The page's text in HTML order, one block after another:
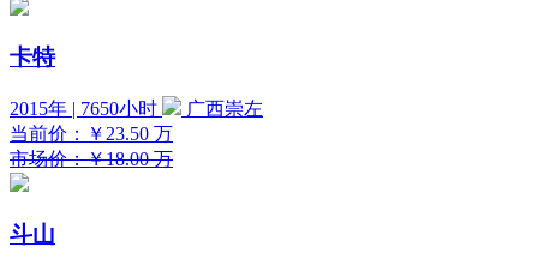
卡特
2015年 | 7650小时
广西崇左
当前价：
￥23.50 万
市场价：￥18.00 万
斗山